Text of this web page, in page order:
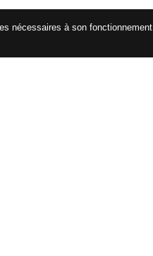
nécessaires à son fonctionnement.